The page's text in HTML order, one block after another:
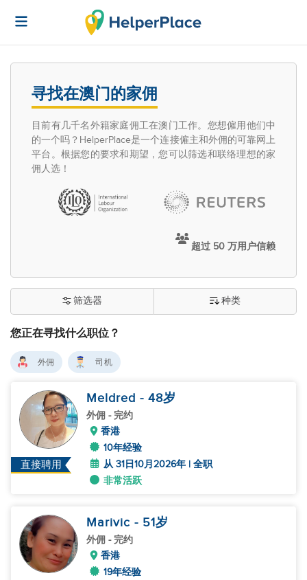
寻找在澳门的家佣
目前有几千名外籍家庭佣工在澳门工作。您想僱用他们中
的一个吗？HelperPlace是一个连接僱主和外佣的可靠网上
平台。根据您的要求和期望，您可以筛选和联络理想的家
佣人选！
超过 50 万用户信赖
您正在寻找什么职位？
筛选器 种类
外佣 司机
直接聘用
Meldred - 48岁
外佣 - 完约
香港
10年经验
从 31日10月2026年 | 全职
非常活跃
Marivic - 51岁
外佣 - 完约
香港
19年经验